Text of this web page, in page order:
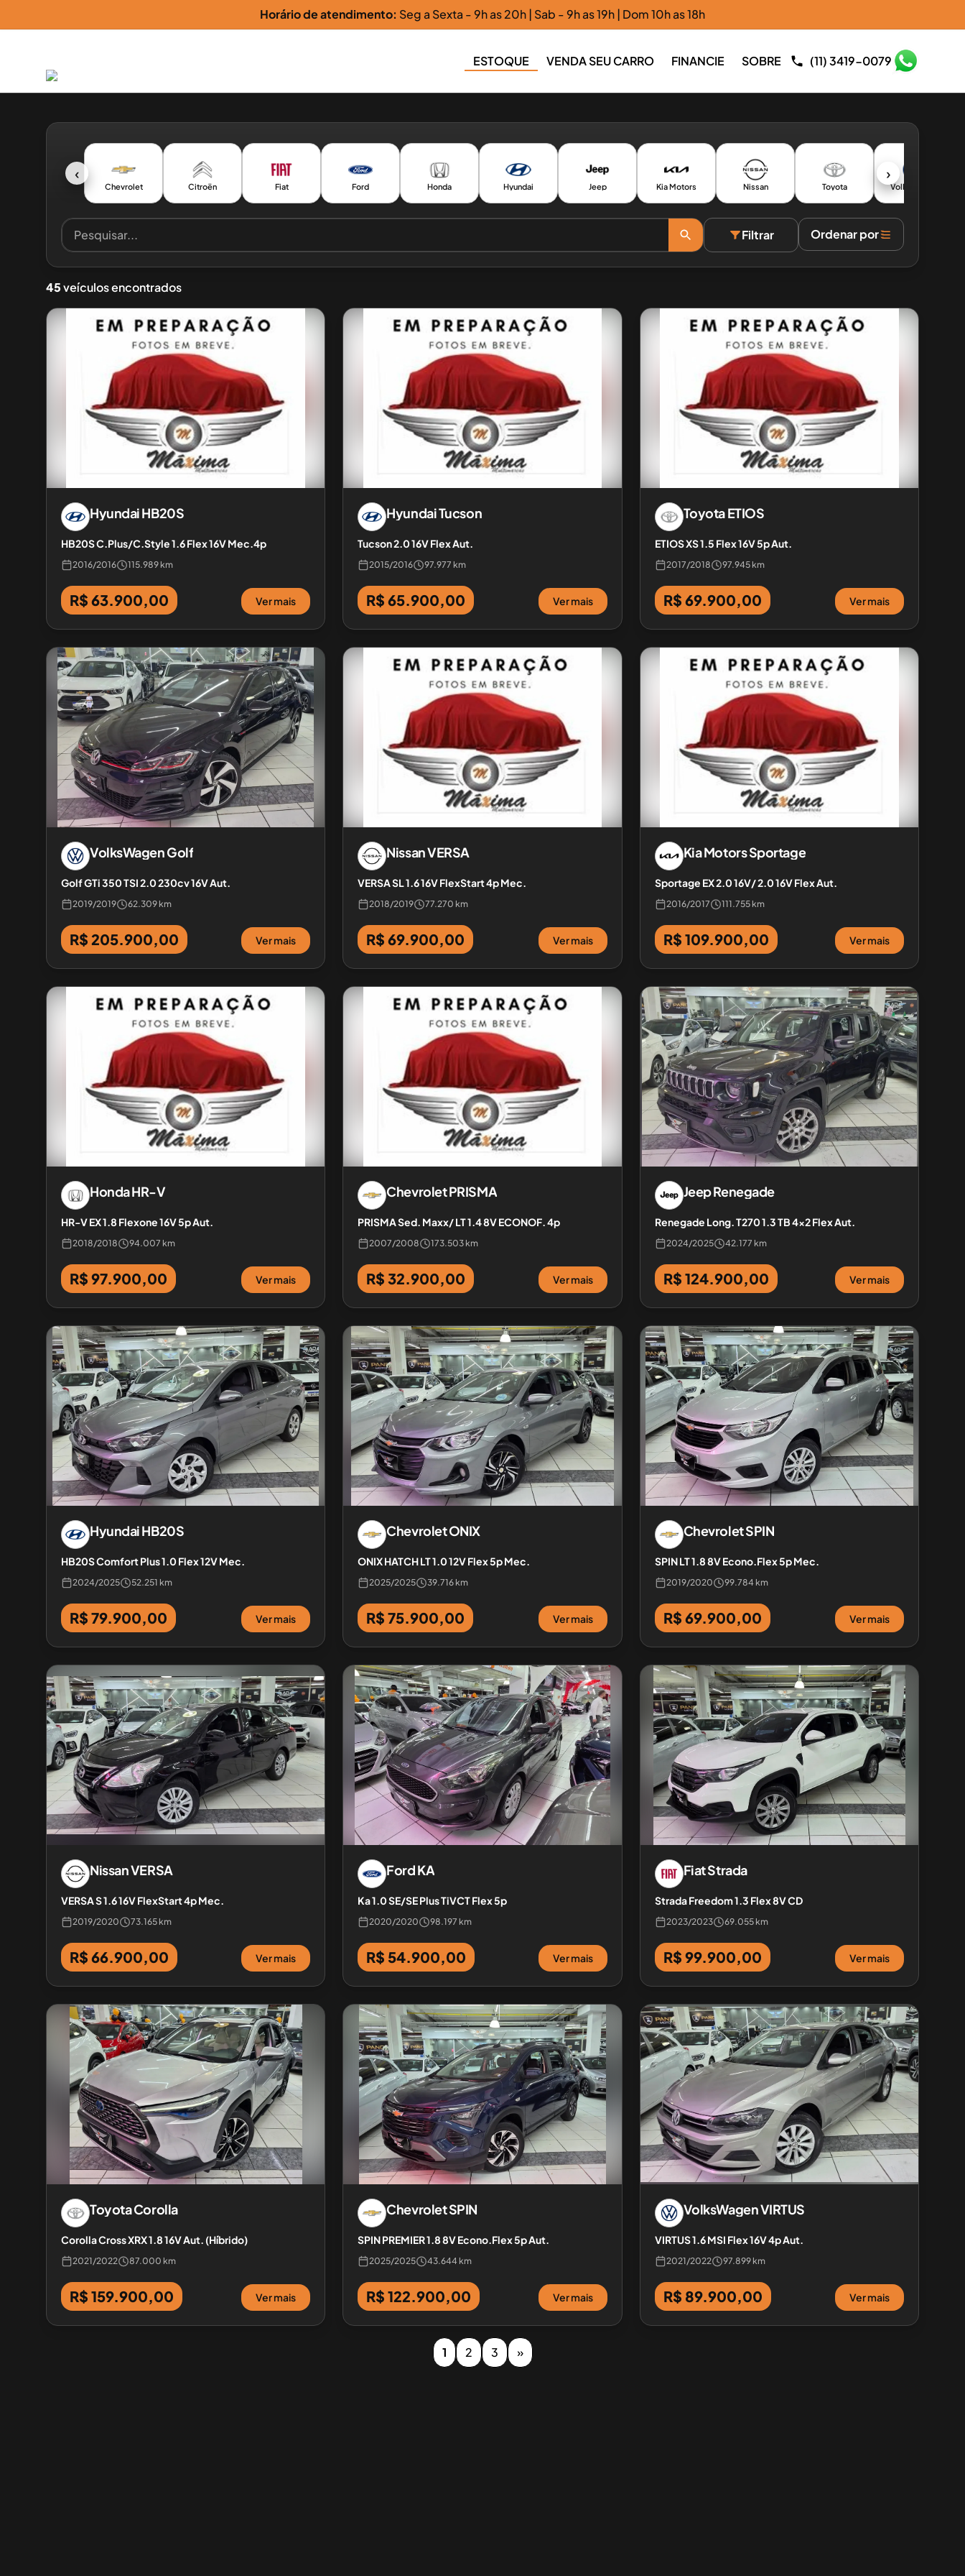
Horário de atendimento: Seg a Sexta - 9h as 20h | Sab - 9h as 19h | Dom 10h as 18h
ESTOQUE VENDA SEU CARRO FINANCIE SOBRE (11) 3419-0079
‹ ›
Chevrolet Citroën Fiat Ford Honda Hyundai Jeep Kia Motors Nissan Toyota Volkswagen
Filtrar Ordenar por
45veículos encontrados
HyundaiHB20S
HB20S C.Plus/C.Style 1.6 Flex 16V Mec.4p
2016/2016 115.989 km
R$ 63.900,00 Ver mais
HyundaiTucson
Tucson 2.0 16V Flex Aut.
2015/2016 97.977 km
R$ 65.900,00 Ver mais
ToyotaETIOS
ETIOS XS 1.5 Flex 16V 5p Aut.
2017/2018 97.945 km
R$ 69.900,00 Ver mais
VolksWagenGolf
Golf GTi 350 TSI 2.0 230cv 16V Aut.
2019/2019 62.309 km
R$ 205.900,00 Ver mais
NissanVERSA
VERSA SL 1.6 16V FlexStart 4p Mec.
2018/2019 77.270 km
R$ 69.900,00 Ver mais
Kia MotorsSportage
Sportage EX 2.0 16V/ 2.0 16V Flex Aut.
2016/2017 111.755 km
R$ 109.900,00 Ver mais
HondaHR-V
HR-V EX 1.8 Flexone 16V 5p Aut.
2018/2018 94.007 km
R$ 97.900,00 Ver mais
ChevroletPRISMA
PRISMA Sed. Maxx/ LT 1.4 8V ECONOF. 4p
2007/2008 173.503 km
R$ 32.900,00 Ver mais
JeepRenegade
Renegade Long. T270 1.3 TB 4x2 Flex Aut.
2024/2025 42.177 km
R$ 124.900,00 Ver mais
HyundaiHB20S
HB20S Comfort Plus 1.0 Flex 12V Mec.
2024/2025 52.251 km
R$ 79.900,00 Ver mais
ChevroletONIX
ONIX HATCH LT 1.0 12V Flex 5p Mec.
2025/2025 39.716 km
R$ 75.900,00 Ver mais
ChevroletSPIN
SPIN LT 1.8 8V Econo.Flex 5p Mec.
2019/2020 99.784 km
R$ 69.900,00 Ver mais
NissanVERSA
VERSA S 1.6 16V FlexStart 4p Mec.
2019/2020 73.165 km
R$ 66.900,00 Ver mais
FordKA
Ka 1.0 SE/SE Plus TiVCT Flex 5p
2020/2020 98.197 km
R$ 54.900,00 Ver mais
FiatStrada
Strada Freedom 1.3 Flex 8V CD
2023/2023 69.055 km
R$ 99.900,00 Ver mais
ToyotaCorolla
Corolla Cross XRX 1.8 16V Aut. (Híbrido)
2021/2022 87.000 km
R$ 159.900,00 Ver mais
ChevroletSPIN
SPIN PREMIER 1.8 8V Econo.Flex 5p Aut.
2025/2025 43.644 km
R$ 122.900,00 Ver mais
VolksWagenVIRTUS
VIRTUS 1.6 MSI Flex 16V 4p Aut.
2021/2022 97.899 km
R$ 89.900,00 Ver mais
1 2 3 »